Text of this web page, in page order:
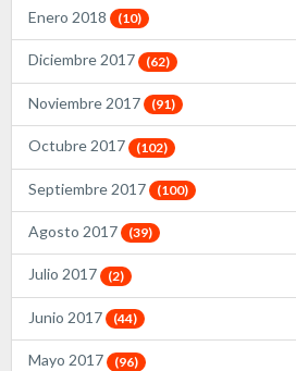
Enero 2018 (10)
Diciembre 2017 (62)
Noviembre 2017 (91)
Octubre 2017 (102)
Septiembre 2017 (100)
Agosto 2017 (39)
Julio 2017 (2)
Junio 2017 (44)
Mayo 2017 (96)